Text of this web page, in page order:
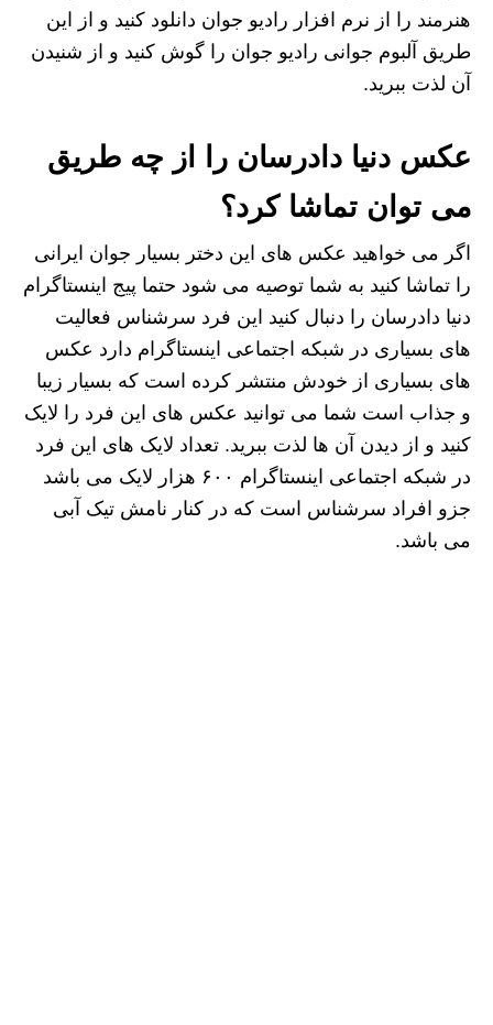
هنرمند را از نرم افزار رادیو جوان دانلود کنید و از این
طریق آلبوم جوانی رادیو جوان را گوش کنید و از شنیدن
آن لذت ببرید.
عکس دنیا دادرسان را از چه طریق
می توان تماشا کرد؟
اگر می خواهید عکس های این دختر بسیار جوان ایرانی
را تماشا کنید به شما توصیه می شود حتما پیج اینستاگرام
دنیا دادرسان را دنبال کنید این فرد سرشناس فعالیت
های بسیاری در شبکه اجتماعی اینستاگرام دارد عکس
های بسیاری از خودش منتشر کرده است که بسیار زیبا
و جذاب است شما می توانید عکس های این فرد را لایک
کنید و از دیدن آن ها لذت ببرید. تعداد لایک های این فرد
در شبکه اجتماعی اینستاگرام ۶۰۰ هزار لایک می باشد
جزو افراد سرشناس است که در کنار نامش تیک آبی
می باشد.